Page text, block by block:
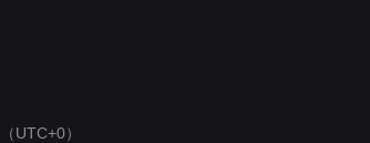
（UTC+0）